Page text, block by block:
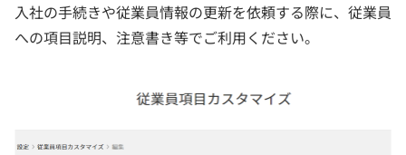
入社の手続きや従業員情報の更新を依頼する際に、従業員
への項目説明、注意書き等でご利用ください。